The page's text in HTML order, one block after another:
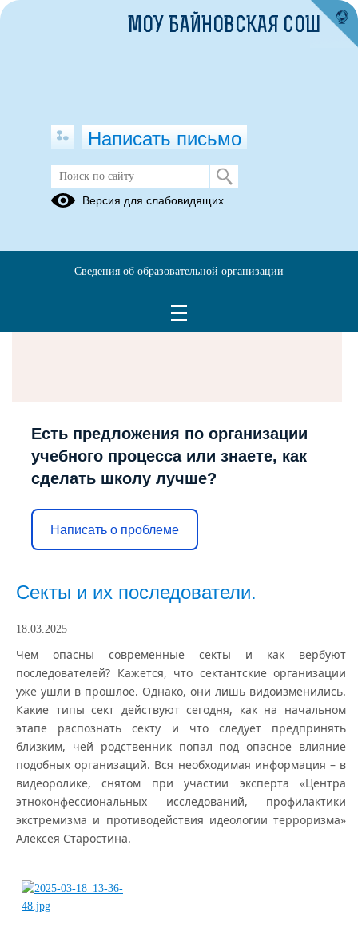
Есть предложения по организации
учебного процесса или знаете, как
сделать школу лучше?
Написать о проблеме
Секты и их последователи.
18.03.2025
Чем опасны современные секты и как вербуют
последователей? Кажется, что сектантские организации
уже ушли в прошлое. Однако, они лишь видоизменились.
Какие типы сект действуют сегодня, как на начальном
этапе распознать секту и что следует предпринять
близким, чей родственник попал под опасное влияние
подобных организаций. Вся необходимая информация – в
видеоролике, снятом при участии эксперта «Центра
этноконфессиональных исследований, профилактики
экстремизма и противодействия идеологии терроризма»
Алексея Старостина.
МОУ БАЙНОВСКАЯ СОШ
Написать письмо
Версия для слабовидящих
Сведения об образовательной организации